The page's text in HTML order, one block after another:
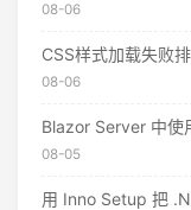
08-06
08-06
08-05